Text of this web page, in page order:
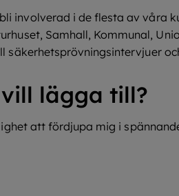
involverad i de flesta av våra
Samhall, Kommunal,
säkerhetsprövningsintervjuer
lägga till?
att fördjupa mig i